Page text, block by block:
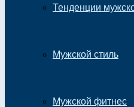
Тенденции
Мужской стиль
Мужской фитнес